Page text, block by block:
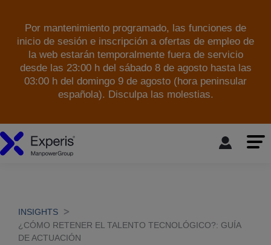
Por mantenimiento programado, las funciones de
inicio de sesión e inscripción a ofertas de empleo de
la web estarán temporalmente fuera de servicio
desde las 23:00 h del sábado 8 de agosto hasta las
03:00 h del domingo 9 de agosto (hora peninsular
española). Disculpa las molestias.
INSIGHTS
¿CÓMO RETENER EL TALENTO TECNOLÓGICO?: GUÍA
DE ACTUACIÓN